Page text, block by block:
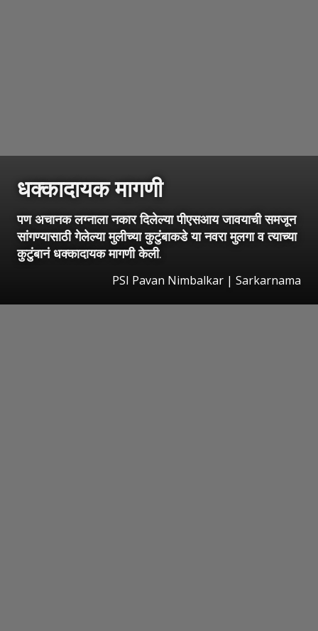
धक्कादायक मागणी
पण अचानक लग्नाला नकार दिलेल्या पीएसआय जावयाची समजून
सांगण्यासाठी गेलेल्या मुलीच्या कुटुंबाकडे या नवरा मुलगा व त्याच्या
कुटुंबानं धक्कादायक मागणी केली.
PSI Pavan Nimbalkar | Sarkarnama